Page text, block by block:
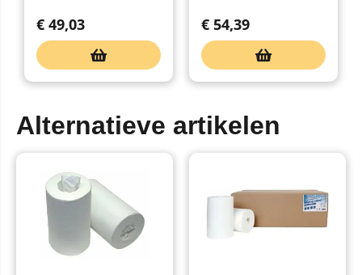
€ 49,03 € 54,39
Alternatieve artikelen